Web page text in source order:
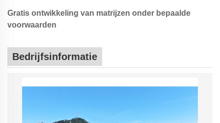
Gratis ontwikkeling van matrijzen onder bepaalde
voorwaarden
Bedrijfsinformatie